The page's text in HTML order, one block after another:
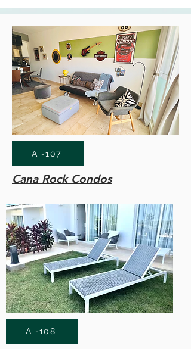
A -107
Cana Rock Condos
A -108